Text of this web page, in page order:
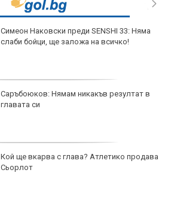
Симеон Наковски преди SENSHI 33: Няма
слаби бойци, ще заложа на всичко!
Саръбоюков: Нямам никакъв резултат в
главата си
Кой ще вкарва с глава? Атлетико продава
Сьорлот